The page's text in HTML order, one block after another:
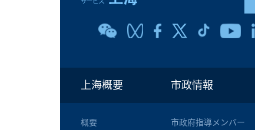
上海概要
概要
市政情報
市政府指導メンバー